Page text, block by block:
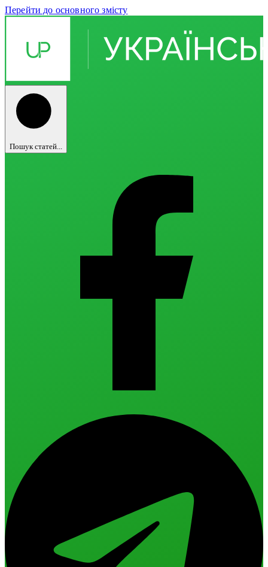
Перейти до основного змісту
Пошук статей...